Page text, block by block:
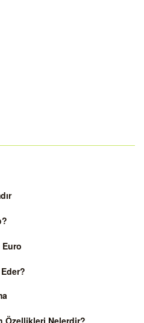
Özellikleri Nelerdir?